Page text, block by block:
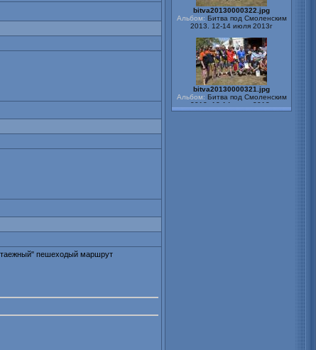
таежный" пешеходый маршрут
Альбом:
Битва под Смоленским
2013. 12-14 июля 2013г
bitva20130000321.jpg
Альбом:Битва под Смоленским
2013. 12-14 июля 2013г